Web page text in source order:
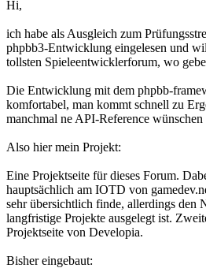
Hi,
ich habe als Ausgleich zum
phpbb3-Entwicklung eingelesen und
tollsten Spieleentwicklerforum, wo
Die Entwicklung mit dem phpbb-
komfortabel, man kommt schnell zu
manchmal ne API-Reference wünschen
Also hier mein Projekt:
Eine Projektseite für dieses Forum.
hauptsächlich am IOTD von
sehr übersichtlich finde, allerdings den
langfristige Projekte ausgelegt ist.
Projektseite von Developia.
Bisher eingebaut: